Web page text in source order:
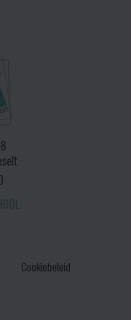
Cookiebeleid